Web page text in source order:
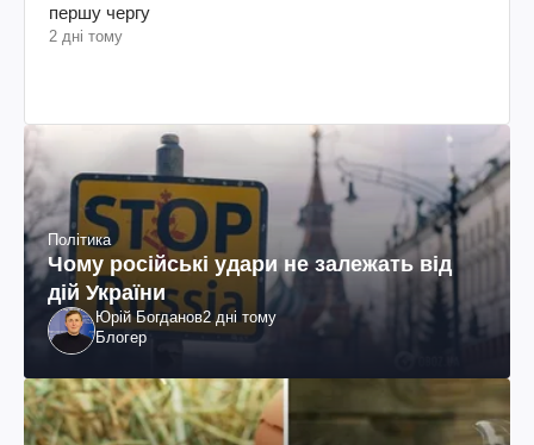
першу чергу
2 дні тому
Політика
Чому російські удари не залежать від
дій України
Юрій Богданов2 дні тому
Блогер